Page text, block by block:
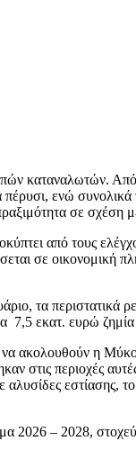
καταναλωτών. Από
ενώ
σε σχέση
από τους
σε οικονομική
τα περιστατικά
7,5 εκατ. ευρώ
να ακολουθούν η
περιοχές
αλυσίδες
2026 – 2028,